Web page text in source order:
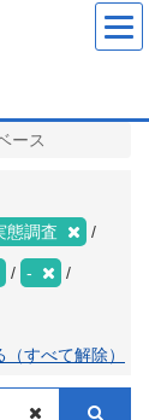
ース
態調査
-
すべて解除）